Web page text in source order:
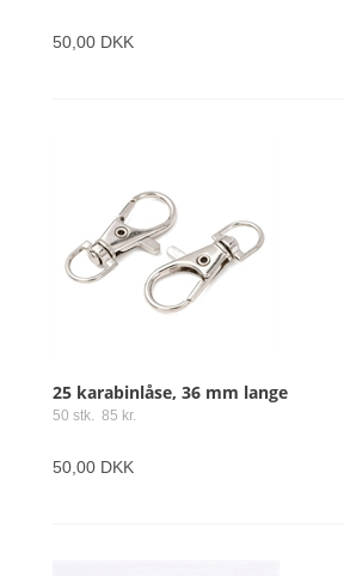
50,00 DKK
25 karabinlåse, 36 mm lange
50 stk. 85 kr.
50,00 DKK